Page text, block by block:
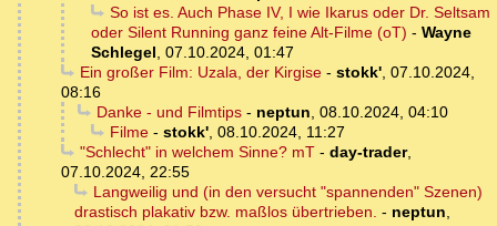
So ist es. Auch Phase IV, I wie Ikarus oder Dr. Seltsam
oder Silent Running ganz feine Alt-Filme (oT) - Wayne
Schlegel, 07.10.2024, 01:47
Ein großer Film: Uzala, der Kirgise- stokk', 07.10.2024,
08:16
Danke - und Filmtips- neptun, 08.10.2024, 04:10
Filme- stokk', 08.10.2024, 11:27
"Schlecht" in welchem Sinne? mT- day-trader,
07.10.2024, 22:55
Langweilig und (in den versucht "spannenden" Szenen)
drastisch plakativ bzw. maßlos übertrieben. - neptun,